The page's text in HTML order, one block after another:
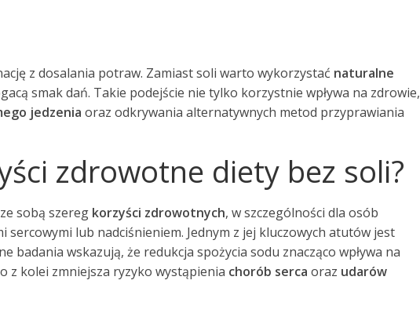
z dosalania potraw. Zamiast soli warto wykorzystać naturalne
smak dań. Takie podejście nie tylko korzystnie wpływa na zdrowie,
jedzenia oraz odkrywania alternatywnych metod przyprawiania
zdrowotne diety bez soli?
sobą szereg korzyści zdrowotnych, w szczególności dla osób
sercowymi lub nadciśnieniem. Jednym z jej kluczowych atutów jest
badania wskazują, że redukcja spożycia sodu znacząco wpływa na
z kolei zmniejsza ryzyko wystąpienia chorób serca oraz udarów